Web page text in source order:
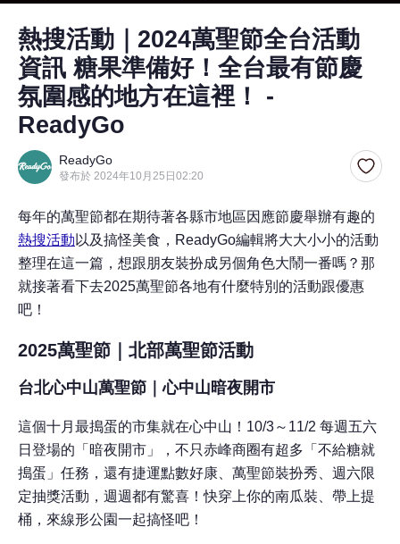
熱搜活動｜2024萬聖節全台活動
資訊 糖果準備好！全台最有節慶
氛圍感的地方在這裡！ -
ReadyGo
ReadyGo
發布於 2024年10月25日02:20
每年的萬聖節都在期待著各縣市地區因應節慶舉辦有趣的
熱搜活動 以及搞怪美食，ReadyGo編輯將大大小小的活動
整理在這一篇，想跟朋友裝扮成另個角色大鬧一番嗎？那
就接著看下去2025萬聖節各地有什麼特別的活動跟優惠
吧！
2025萬聖節｜北部萬聖節活動
台北心中山萬聖節｜心中山暗夜開市
這個十月最搗蛋的市集就在心中山！10/3～11/2 每週五六
日登場的「暗夜開市」，不只赤峰商圈有超多「不給糖就
搗蛋」任務，還有捷運點數好康、萬聖節裝扮秀、週六限
定抽獎活動，週週都有驚喜！快穿上你的南瓜裝、帶上提
桶，來線形公園一起搞怪吧！